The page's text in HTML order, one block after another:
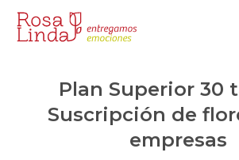
Plan Superior 30
Suscripción de
empresas